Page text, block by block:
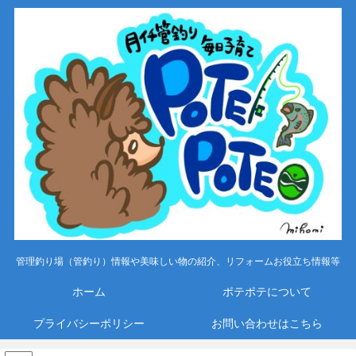
管理釣り場（管釣り）情報や美味しい物の紹介、リフォームお役立ち情報等
ホーム ポテポテについて
プライバシーポリシー お問い合わせはこちら